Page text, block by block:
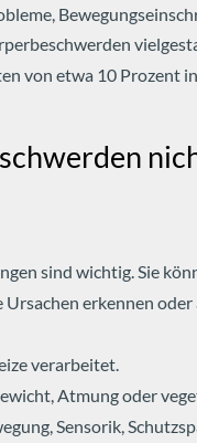
von etwa 10 Prozent
sind wichtig. Sie
erkennen oder
verarbeitet.
Atmung oder
Sensorik,